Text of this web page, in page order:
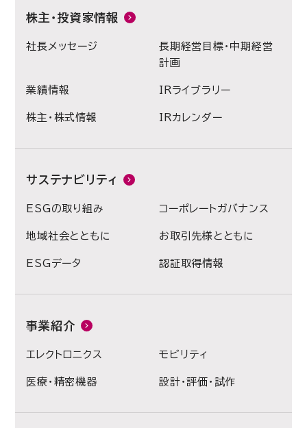
株主・投資家情報
社長メッセージ
長期経営目標・中期経営
計画
業績情報 IRライブラリー
株主・株式情報 IRカレンダー
サステナビリティ
ESGの取り組み コーポレートガバナンス
地域社会とともに お取引先様とともに
ESGデータ 認証取得情報
事業紹介
エレクトロニクス モビリティ
医療・精密機器 設計・評価・試作